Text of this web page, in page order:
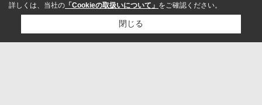
詳しくは、当社の 「Cookieの取扱いについて」 をご確認ください。
閉じる